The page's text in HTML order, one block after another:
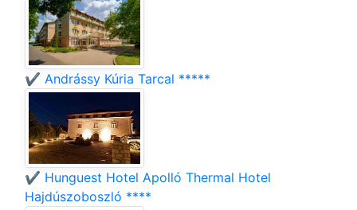
✔️ Andrássy Kúria Tarcal *****
✔️ Hunguest Hotel Apolló Thermal Hotel
Hajdúszoboszló ****